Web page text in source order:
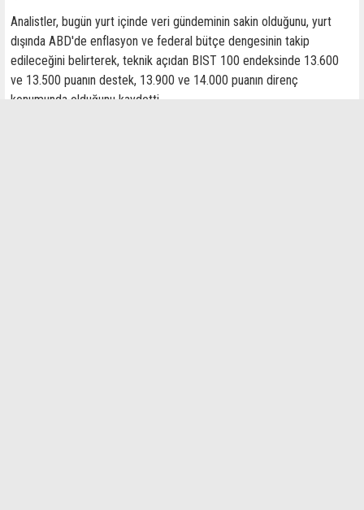
Analistler, bugün yurt içinde veri gündeminin sakin olduğunu, yurt
dışında ABD'de enflasyon ve federal bütçe dengesinin takip
edileceğini belirterek, teknik açıdan BIST 100 endeksinde 13.600
ve 13.500 puanın destek, 13.900 ve 14.000 puanın direnç
konumunda olduğunu kaydetti.